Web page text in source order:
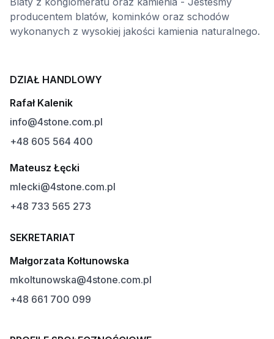
producentem blatów, kominków oraz schodów
wykonanych z wysokiej jakości kamienia naturalnego.
DZIAŁ HANDLOWY
Rafał Kalenik
info@4stone.com.pl
+48 605 564 400
Mateusz Łęcki
mlecki@4stone.com.pl
+48 733 565 273
SEKRETARIAT
Małgorzata Kołtunowska
mkoltunowska@4stone.com.pl
+48 661 700 099